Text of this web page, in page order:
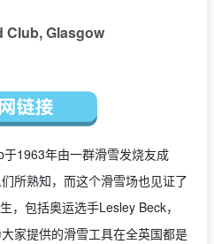
Club, Glasgow
1963年由一群滑雪发烧友成
所熟知，而这个滑雪场也见证了
，包括奥运选手Lesley Beck，
家提供的滑雪工具在全英国都是